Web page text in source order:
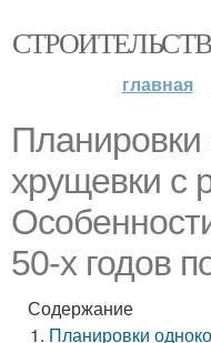
главная
Планировки
хрущевки с
50-х годов
Содержание
Планировки